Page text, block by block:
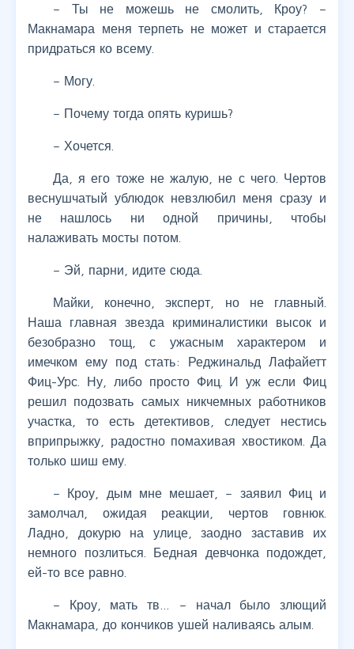
– Ты не можешь не смолить, Кроу? –
Макнамара меня терпеть не может и старается
придраться ко всему.
– Могу.
– Почему тогда опять куришь?
– Хочется.
Да, я его тоже не жалую, не с чего. Чертов
веснушчатый ублюдок невзлюбил меня сразу и
не нашлось ни одной причины, чтобы
налаживать мосты потом.
– Эй, парни, идите сюда.
Майки, конечно, эксперт, но не главный.
Наша главная звезда криминалистики высок и
безобразно тощ, с ужасным характером и
имечком ему под стать: Реджинальд Лафайетт
Фиц-Урс. Ну, либо просто Фиц. И уж если Фиц
решил подозвать самых никчемных работников
участка, то есть детективов, следует нестись
вприпрыжку, радостно помахивая хвостиком. Да
только шиш ему.
– Кроу, дым мне мешает, – заявил Фиц и
замолчал, ожидая реакции, чертов говнюк.
Ладно, докурю на улице, заодно заставив их
немного позлиться. Бедная девчонка подождет,
ей-то все равно.
– Кроу, мать тв… – начал было злющий
Макнамара, до кончиков ушей наливаясь алым.